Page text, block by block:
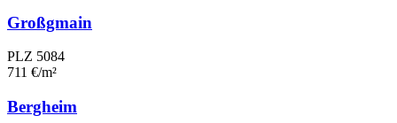
Großgmain
PLZ 5084
711 €/m²
Bergheim